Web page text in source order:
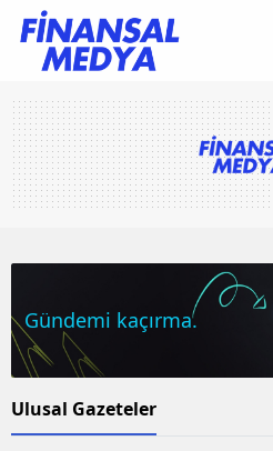
Gündemi kaçırma.
Ulusal Gazeteler